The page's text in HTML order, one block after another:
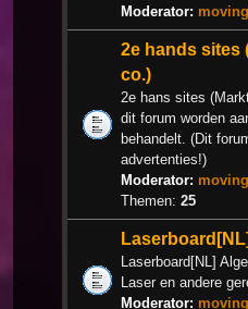
Moderator:
2e hands sites
co.)
2e hans sites
dit forum worden
behandelt. (Dit
advertenties!)
Moderator:
Themen: 25
Laserboard[NL]
Laserboard[NL]
Laser en andere
Moderator: